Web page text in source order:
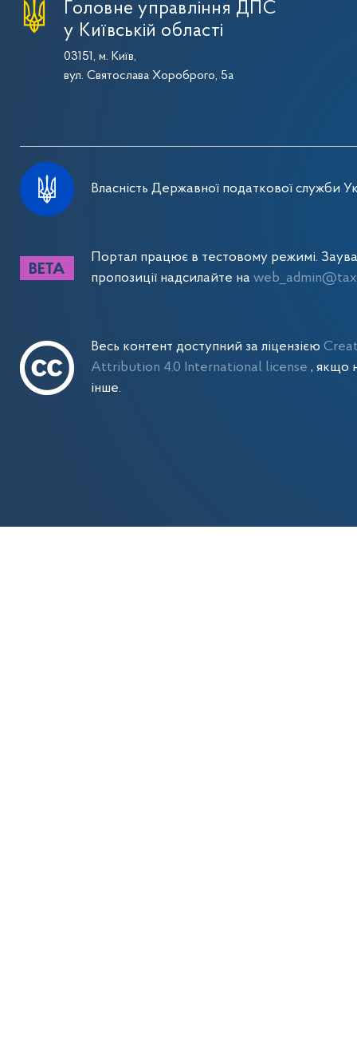
Головне управління ДПС
у Київській області
03151, м. Київ,
вул. Святослава Хороброго, 5а
Власність Державної податкової служби
Портал працює в тестовому режимі.
пропозиції надсилайте на
Весь контент доступний за ліцензією
Attribution 4.0 International license, якщо
інше.